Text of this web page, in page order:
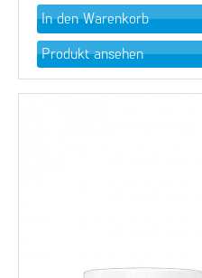
Produkt ansehen